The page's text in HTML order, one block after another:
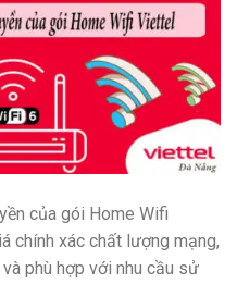
của gói Home Wifi
chính xác chất lượng mạng,
phù hợp với nhu cầu sử